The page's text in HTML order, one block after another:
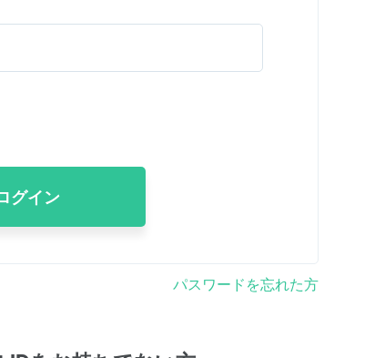
グイン
パスワードを忘れた方